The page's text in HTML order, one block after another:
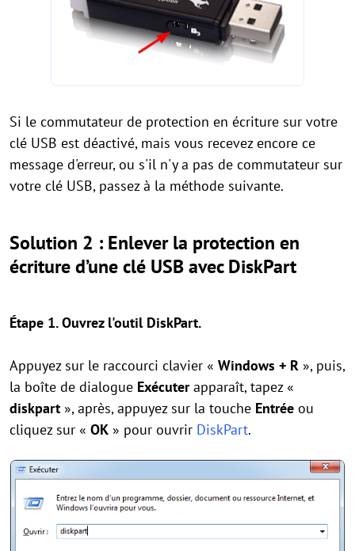
Si le commutateur de protection en écriture sur votre
clé USB est déactivé, mais vous recevez encore ce
message d'erreur, ou s'il n'y a pas de commutateur sur
votre clé USB, passez à la méthode suivante.
Solution 2 : Enlever la protection en
écriture d’une clé USB avec DiskPart
Étape 1. Ouvrez l'outil DiskPart.
Appuyez sur le raccourci clavier « Windows + R », puis,
la boîte de dialogue Exécuterapparaît, tapez «
diskpart », après, appuyez sur la touche Entrée ou
cliquez sur « OK » pour ouvrir DiskPart.